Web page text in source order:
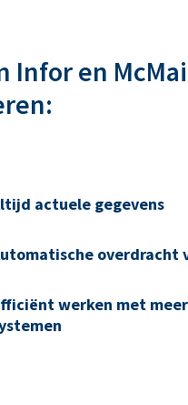
Infor en
actuele gegevens
overdracht
werken met